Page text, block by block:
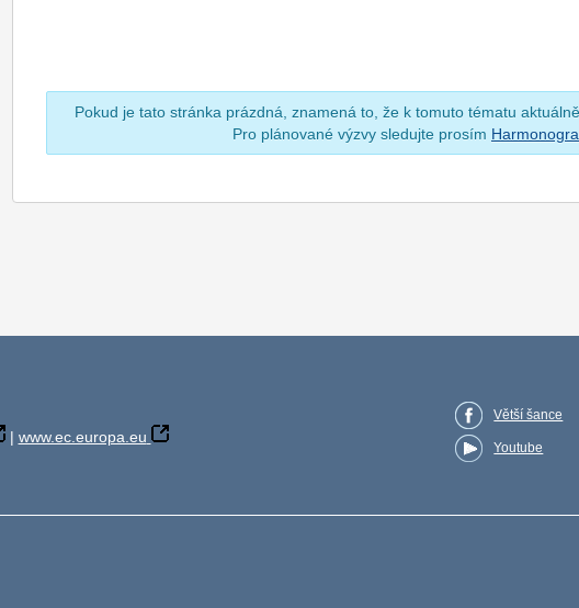
Pokud je tato stránka prázdná, znamená to, že k tomuto tématu
Pro plánované výzvy sledujte prosím
| www.ec.europa.eu
Větší šance
Youtube